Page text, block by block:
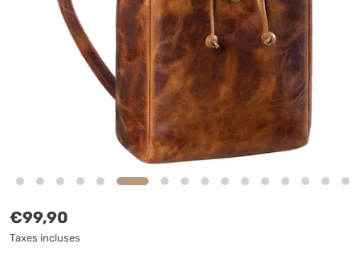
Prix habituel
€99,90
Taxes incluses